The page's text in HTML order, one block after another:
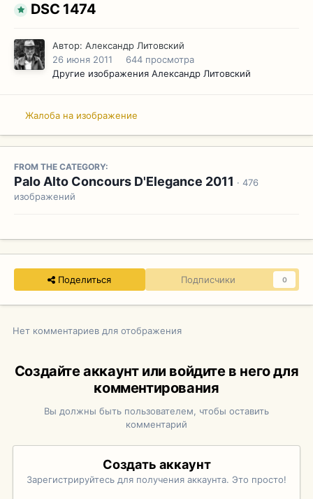
DSC 1474
Автор: Александр Литовский
26 июня 2011
644 просмотра
Другие изображения Александр Литовский
Жалоба на изображение
FROM THE CATEGORY:
Palo Alto Concours D'Elegance 2011 · 476
изображений
Поделиться Подписчики 0
Нет комментариев для отображения
Создайте аккаунт или войдите в него для
комментирования
Вы должны быть пользователем, чтобы оставить
комментарий
Создать аккаунт
Зарегистрируйтесь для получения аккаунта. Это просто!